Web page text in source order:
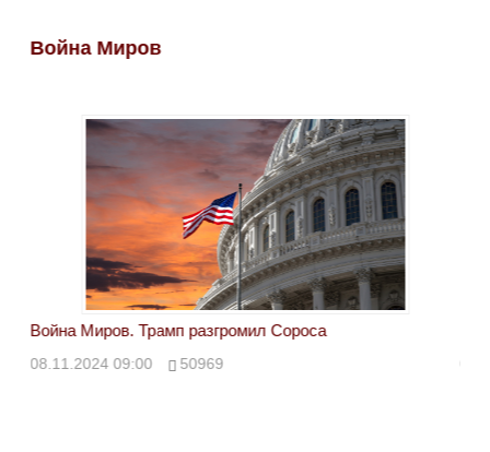
Война Миров
Война Миров. Трамп разгромил Сороса
08.11.2024 09:00 50969